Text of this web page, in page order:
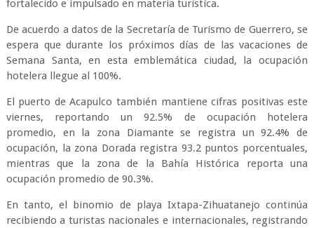
fortalecido e impulsado en materia turística.
De acuerdo a datos de la Secretaría de Turismo de Guerrero, se
espera que durante los próximos días de las vacaciones de
Semana Santa, en esta emblemática ciudad, la ocupación
hotelera llegue al 100%.
El puerto de Acapulco también mantiene cifras positivas este
viernes, reportando un 92.5% de ocupación hotelera
promedio, en la zona Diamante se registra un 92.4% de
ocupación, la zona Dorada registra 93.2 puntos porcentuales,
mientras que la zona de la Bahía Histórica reporta una
ocupación promedio de 90.3%.
En tanto, el binomio de playa Ixtapa-Zihuatanejo continúa
recibiendo a turistas nacionales e internacionales, registrando